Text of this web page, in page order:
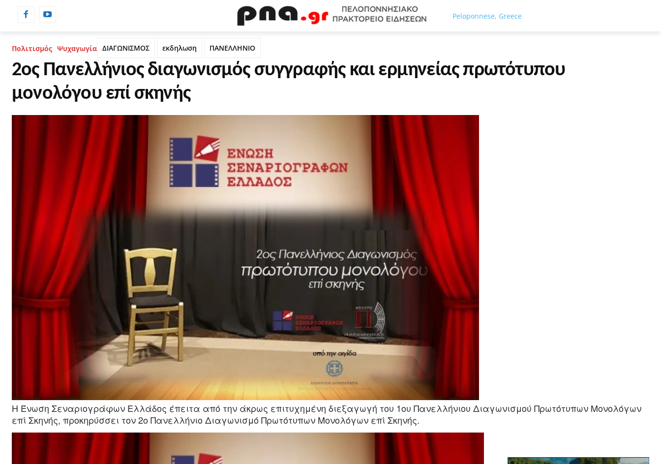
WEB TV ΟΙΚΟΝΟΜΙΑ ΠΟΛΙΤΙΣΜΟΣ ΚΟΙΝΩΝΙΑ ΤΟΥΡΙΣΜΟΣ
Peloponnese, Greece
Πολιτισμός Ψυχαγωγία ΔΙΑΓΩΝΙΣΜΟΣ εκδηλωση ΠΑΝΕΛΛΗΝΙΟ
2ος Πανελλήνιος διαγωνισμός συγγραφής και ερμηνείας πρωτότυπου
μονολόγου επί σκηνής
Η Ένωση Σεναριογράφων Ελλάδος έπειτα από την άκρως επιτυχημένη διεξαγωγή του 1ου Πανελλήνιου Διαγωνισμού Πρωτότυπων Μονολόγων
επί Σκηνής, προκηρύσσει τον 2ο Πανελλήνιο Διαγωνισμό Πρωτότυπων Μονολόγων επί Σκηνής.